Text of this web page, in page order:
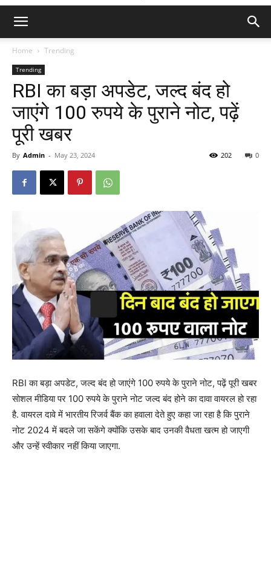
Home Trending
Trending
RBI का बड़ा अपडेट, जल्द बंद हो
जाएंगे 100 रुपये के पुराने नोट, पढ़ें
पूरी खबर
By Admin - May 23, 2024 0
202
RBI का बड़ा अपडेट, जल्द बंद हो जाएंगे 100 रुपये के पुराने नोट, पढ़ें पूरी खबर
सोशल मीडिया पर 100 रुपये के पुराने नोट जल्द बंद होने का दावा वायरल हो रहा
है. वायरल दावे में भारतीय रिजर्व बैंक का हवाला देते हुए कहा जा रहा है कि पुराने
नोट 2024 में बदले जा सकेंगे क्योंकि उसके बाद उनकी वैधता खत्म हो जाएगी
और उन्हें स्वीकार नहीं किया जाएगा.